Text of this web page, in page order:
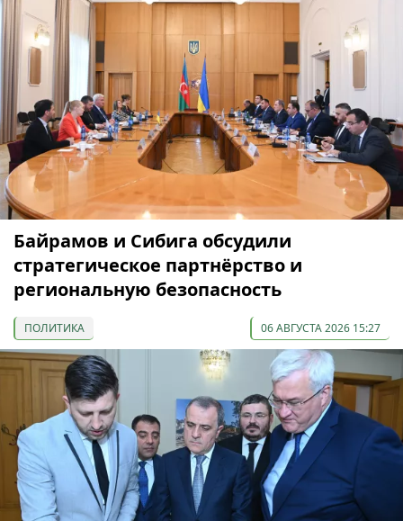
Байрамов и Сибига обсудили
стратегическое партнёрство и
региональную безопасность
ПОЛИТИКА 06 АВГУСТА 2026 15:27